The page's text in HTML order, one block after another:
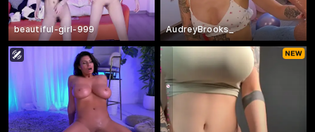
beautiful-girl-999 AudreyBrooks_